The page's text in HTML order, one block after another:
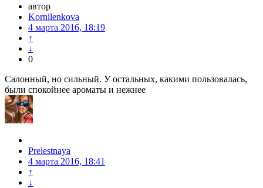
автор
Kornilenkova
4 марта 2016, 18:19
↑
↓
0
Салонный, но сильный. У остальных, какими пользовалась,
были спокойнее ароматы и нежнее
Prelestnaya
4 марта 2016, 18:41
↑
↓